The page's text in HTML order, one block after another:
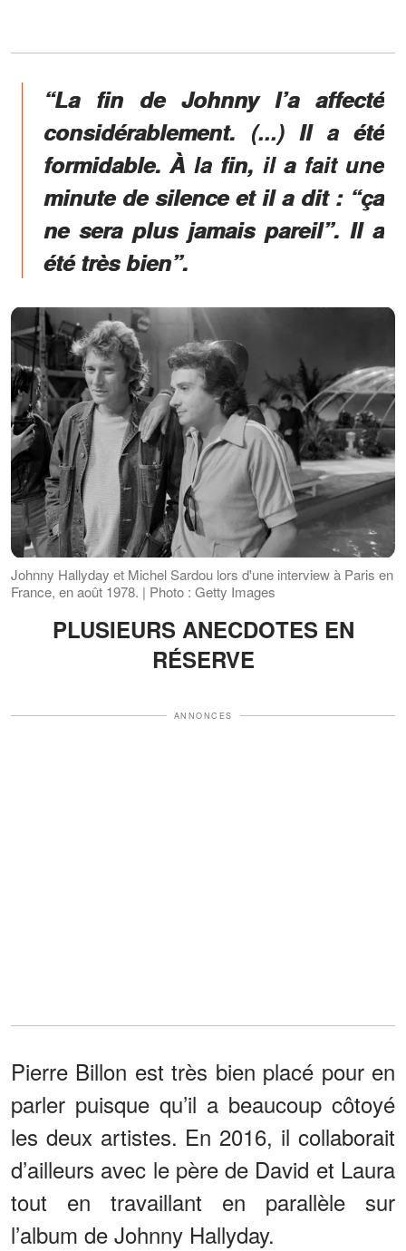
“La fin de Johnny l’a affecté
considérablement. (...) Il a été
formidable. À la fin, il a fait une
minute de silence et il a dit : “ça
ne sera plus jamais pareil”. Il a
été très bien”.
Johnny Hallyday et Michel Sardou lors d'une interview à Paris en
France, en août 1978. | Photo : Getty Images
PLUSIEURS ANECDOTES EN
RÉSERVE
ANNONCES
Pierre Billon est très bien placé pour en
parler puisque qu’il a beaucoup côtoyé
les deux artistes. En 2016, il collaborait
d’ailleurs avec le père de David et Laura
tout en travaillant en parallèle sur
l’album de Johnny Hallyday.